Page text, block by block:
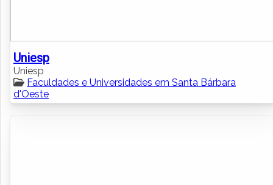
Uniesp
Uniesp
Faculdades e Universidades em Santa Bárbara
d'Oeste